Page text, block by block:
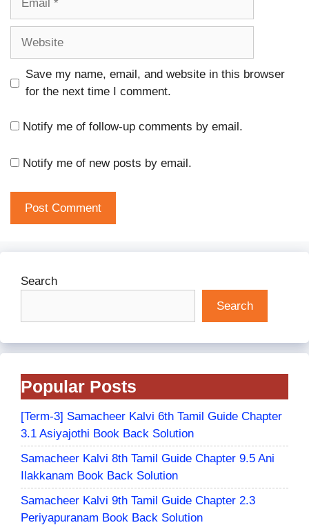
Save my name, email, and website in this browser
for the next time I comment.
Notify me of follow-up comments by email.
Notify me of new posts by email.
Search
Search
Popular Posts
[Term-3] Samacheer Kalvi 6th Tamil Guide Chapter
3.1 Asiyajothi Book Back Solution
Samacheer Kalvi 8th Tamil Guide Chapter 9.5 Ani
Ilakkanam Book Back Solution
Samacheer Kalvi 9th Tamil Guide Chapter 2.3
Periyapuranam Book Back Solution